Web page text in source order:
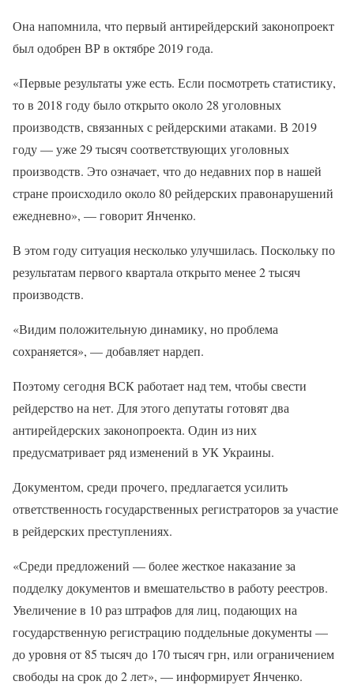
Она напомнила, что первый антирейдерский законопроект
был одобрен ВР в октябре 2019 года.
«Первые результаты уже есть. Если посмотреть статистику,
то в 2018 году было открыто около 28 уголовных
производств, связанных с рейдерскими атаками. В 2019
году — уже 29 тысяч соответствующих уголовных
производств. Это означает, что до недавних пор в нашей
стране происходило около 80 рейдерских правонарушений
ежедневно», — говорит Янченко.
В этом году ситуация несколько улучшилась. Поскольку по
результатам первого квартала открыто менее 2 тысяч
производств.
«Видим положительную динамику, но проблема
сохраняется», — добавляет нардеп.
Поэтому сегодня ВСК работает над тем, чтобы свести
рейдерство на нет. Для этого депутаты готовят два
антирейдерских законопроекта. Один из них
предусматривает ряд изменений в УК Украины.
Документом, среди прочего, предлагается усилить
ответственность государственных регистраторов за участие
в рейдерских преступлениях.
«Среди предложений — более жесткое наказание за
подделку документов и вмешательство в работу реестров.
Увеличение в 10 раз штрафов для лиц, подающих на
государственную регистрацию поддельные документы —
до уровня от 85 тысяч до 170 тысяч грн, или ограничением
свободы на срок до 2 лет», — информирует Янченко.